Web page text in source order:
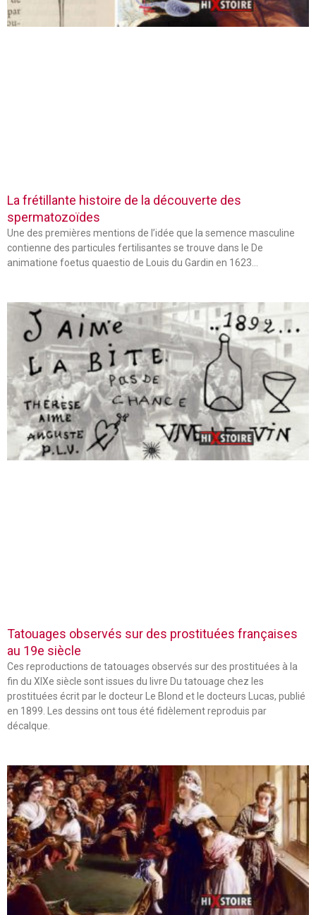
La frétillante histoire de la découverte des
spermatozoïdes
Une des premières mentions de l’idée que la semence masculine
contienne des particules fertilisantes se trouve dans le De
animatione foetus quaestio de Louis du Gardin en 1623…
Tatouages observés sur des prostituées françaises
au 19e siècle
Ces reproductions de tatouages observés sur des prostituées à la
fin du XIXe siècle sont issues du livre Du tatouage chez les
prostituées écrit par le docteur Le Blond et le docteurs Lucas, publié
en 1899. Les dessins ont tous été fidèlement reproduis par
décalque.